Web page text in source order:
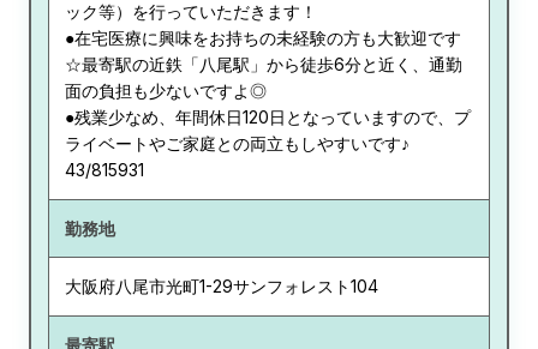
ック等）を行っていただきます！
●在宅医療に興味をお持ちの未経験の方も大歓迎です
☆最寄駅の近鉄「八尾駅」から徒歩6分と近く、通勤
面の負担も少ないですよ◎
●残業少なめ、年間休日120日となっていますので、プ
ライベートやご家庭との両立もしやすいです♪
43/815931
勤務地
大阪府八尾市光町1-29サンフォレスト104
最寄駅